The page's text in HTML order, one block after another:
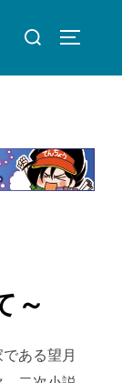
～
である望月